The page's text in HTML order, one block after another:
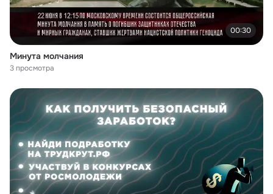
00:30
Минута молчания
3 просмотра